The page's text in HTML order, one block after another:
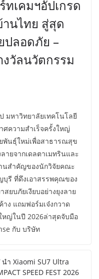
เคมฯอัปเกรด
านไทย สู่สุด
ปลอดภัย –
วัลนวัตกรรม
มหาวิทยาลัยเทคโนโลยี
ความสำเร็จครั้งใหญ่
พันธุ์ใหม่เพื่อสาธารณสุข
ยจากเดลตาเมทรินและ
นสำคัญของนักวิจัยคณะ
รี ที่ดึงเอาสรรพคุณของ
ยบภัยเงียบอย่างยุงลาย
ง แถมฟอร์มเจ๋งกวาด
หญ่ในปี 2026ล่าสุดจับมือ
กับ บริษัท
ำ Xiaomi SU7 Ultra
SPEED FEST 2026